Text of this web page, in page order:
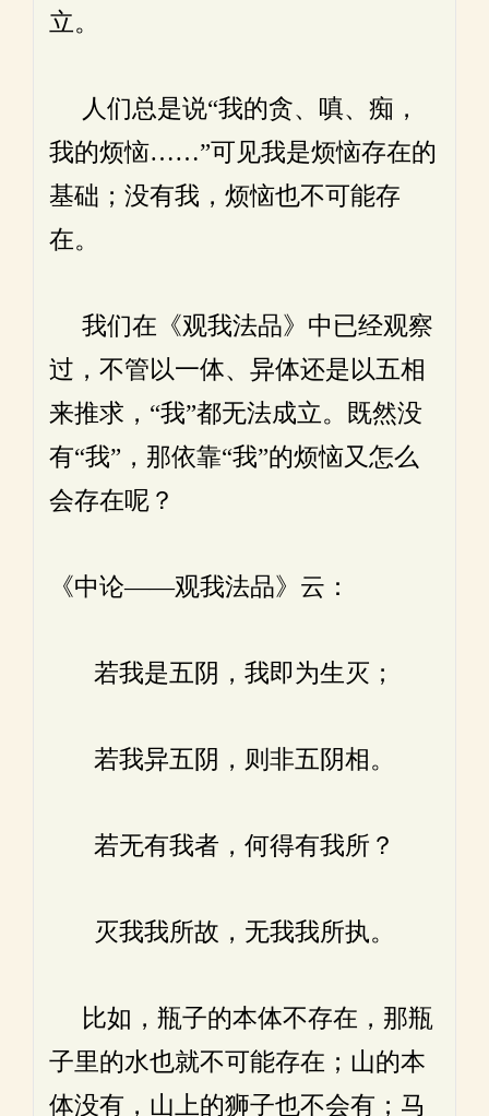
立。
人们总是说“我的贪、嗔、痴，
我的烦恼……”可见我是烦恼存在的
基础；没有我，烦恼也不可能存
在。
我们在《观我法品》中已经观察
过，不管以一体、异体还是以五相
来推求，“我”都无法成立。既然没
有“我”，那依靠“我”的烦恼又怎么
会存在呢？
《中论——观我法品》云：
若我是五阴，我即为生灭；
若我异五阴，则非五阴相。
若无有我者，何得有我所？
灭我我所故，无我我所执。
比如，瓶子的本体不存在，那瓶
子里的水也就不可能存在；山的本
体没有，山上的狮子也不会有；马